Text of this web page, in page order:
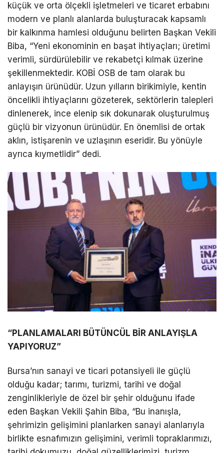
küçük ve orta ölçekli işletmeleri ve ticaret erbabını
modern ve planlı alanlarda buluşturacak kapsamlı
bir kalkınma hamlesi olduğunu belirten Başkan Vekili
Biba, “Yeni ekonominin en başat ihtiyaçları; üretimi
verimli, sürdürülebilir ve rekabetçi kılmak üzerine
şekillenmektedir. KOBİ OSB de tam olarak bu
anlayışın ürünüdür. Uzun yılların birikimiyle, kentin
öncelikli ihtiyaçlarını gözeterek, sektörlerin talepleri
dinlenerek, ince elenip sık dokunarak oluşturulmuş
güçlü bir vizyonun ürünüdür. En önemlisi de ortak
aklın, istişarenin ve uzlaşının eseridir. Bu yönüyle
ayrıca kıymetlidir” dedi.
“PLANLAMALARI BÜTÜNCÜL BİR ANLAYIŞLA
YAPIYORUZ”
Bursa’nın sanayi ve ticari potansiyeli ile güçlü
olduğu kadar; tarımı, turizmi, tarihi ve doğal
zenginlikleriyle de özel bir şehir olduğunu ifade
eden Başkan Vekili Şahin Biba, “Bu inanışla,
şehrimizin gelişimini planlarken sanayi alanlarıyla
birlikte esnafımızın gelişimini, verimli topraklarımızı,